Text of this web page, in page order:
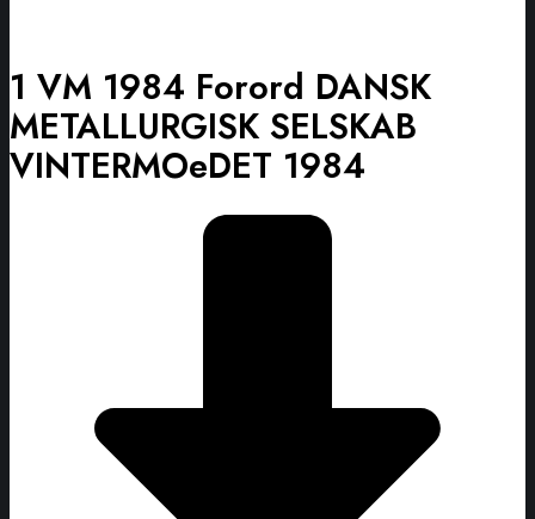
1 VM 1984 Forord DANSK
METALLURGISK SELSKAB
VINTERMOeDET 1984